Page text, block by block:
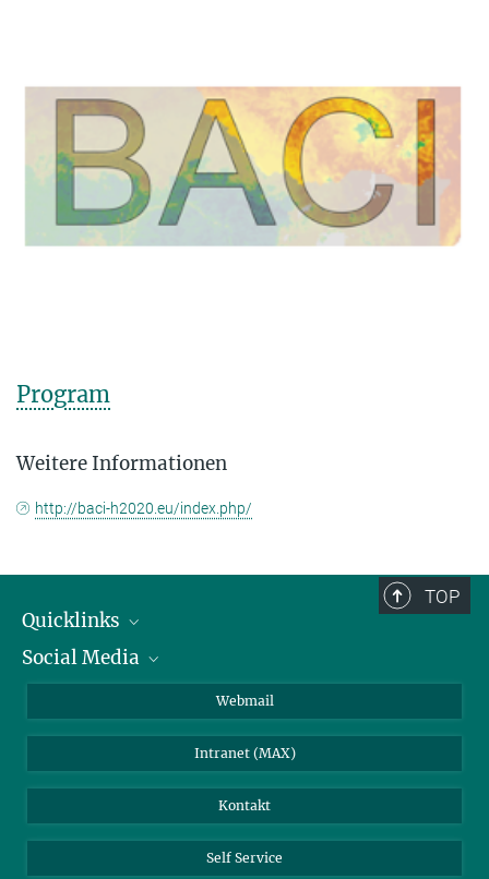
Program
Weitere Informationen
http://baci-h2020.eu/index.php/
TOP
Quicklinks
IMPRS Graduiertenschule
Wetterstation
Social Media
BlueSky
Webmail
Intranet (MAX)
Kontakt
Self Service